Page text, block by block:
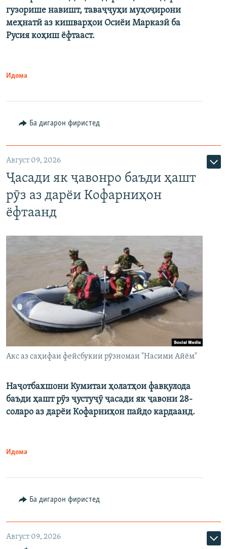
гузорише навишт, таваҷҷуҳи муҳоҷирони
меҳнатӣ аз кишварҳои Осиёи Марказӣ ба
Русия коҳиш ёфтааст.
Идома
Ба дигарон фиристед
Август 09, 2026
Ҷасади як ҷавонро баъди ҳашт
рӯз аз дарёи Кофарниҳон
ёфтаанд
Акс аз саҳифаи фейсбукии рӯзномаи "Насими Айём"
Наҷотбахшони Кумитаи ҳолатҳои фавқулода
баъди ҳашт рӯз ҷустуҷӯ ҷасади як ҷавони 28-
соларо аз дарёи Кофарниҳон пайдо кардаанд.
Идома
Ба дигарон фиристед
Август 09, 2026